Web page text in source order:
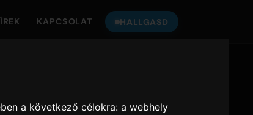
a következő célokra:a webhely
KAPCSOLAT HALLGASD
A
JAPAN
RA